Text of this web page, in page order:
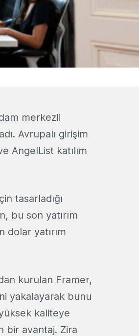
merkezli
Avrupalı girişim
AngelList katılım
tasarladığı
bu son yatırım
yatırım
kurulan Framer,
yakalayarak bunu
kaliteye
bir avantaj. Zira